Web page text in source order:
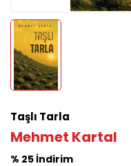
Taşlı Tarla
Mehmet Kartal
% 25 İndirim